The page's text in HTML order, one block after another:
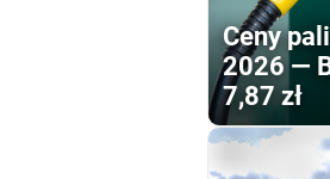
Ceny
2026 —
7,87 zł